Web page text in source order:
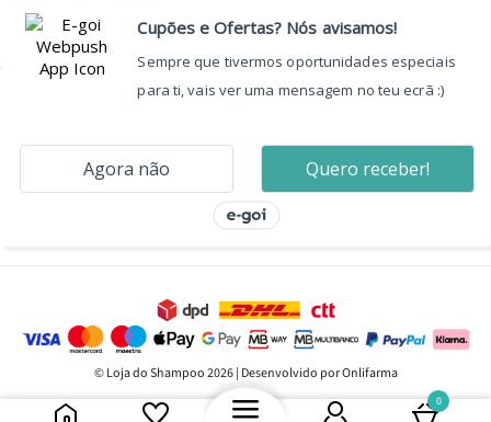
0
© Loja do Shampoo 2026 | Desenvolvido por Onlifarma